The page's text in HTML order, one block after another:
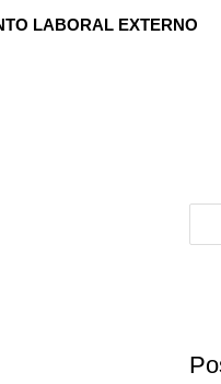
LABORAL EXTERNO
r